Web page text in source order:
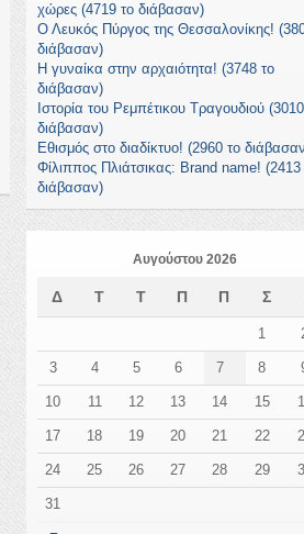
χώρες (4719 το διάβασαν)
Ο Λευκός Πύργος της Θεσσαλονίκης!
διάβασαν)
Η γυναίκα στην αρχαιότητα! (3748 το
διάβασαν)
Ιστορία του Ρεμπέτικου Τραγουδιού
διάβασαν)
Εθισμός στο διαδίκτυο! (2960 το
Φίλιππος Πλιάτσικας: Brand name! (2413
διάβασαν)
Αυγούστου 2026
Δ Τ Τ Π Π Σ
1
3 4 5 6 7 8
10 11 12 13 14 15
17 18 19 20 21 22
24 25 26 27 28 29
31